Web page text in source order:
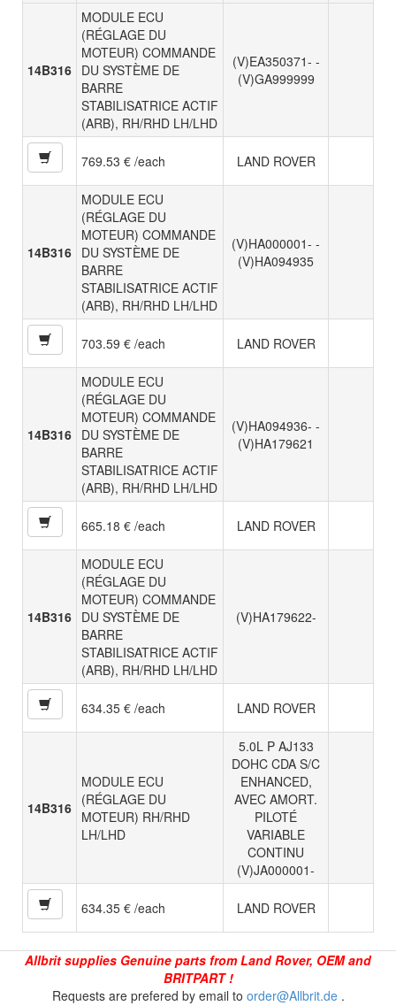
14B316
MODULE ECU
(RÉGLAGE DU
MOTEUR) COMMANDE
DU SYSTÈME DE
BARRE
STABILISATRICE ACTIF
(ARB), RH/RHD LH/LHD
(V)EA350371- -
(V)GA999999
769.53 € /each LAND ROVER
14B316
MODULE ECU
(RÉGLAGE DU
MOTEUR) COMMANDE
DU SYSTÈME DE
BARRE
STABILISATRICE ACTIF
(ARB), RH/RHD LH/LHD
(V)HA000001- -
(V)HA094935
703.59 € /each LAND ROVER
14B316
MODULE ECU
(RÉGLAGE DU
MOTEUR) COMMANDE
DU SYSTÈME DE
BARRE
STABILISATRICE ACTIF
(ARB), RH/RHD LH/LHD
(V)HA094936- -
(V)HA179621
665.18 € /each LAND ROVER
14B316
MODULE ECU
(RÉGLAGE DU
MOTEUR) COMMANDE
DU SYSTÈME DE
BARRE
STABILISATRICE ACTIF
(ARB), RH/RHD LH/LHD
(V)HA179622-
634.35 € /each LAND ROVER
14B316
MODULE ECU
(RÉGLAGE DU
MOTEUR) RH/RHD
LH/LHD
5.0L P AJ133
DOHC CDA S/C
ENHANCED,
AVEC AMORT.
PILOTÉ
VARIABLE
CONTINU
(V)JA000001-
634.35 € /each LAND ROVER
Allbrit supplies Genuine parts from Land Rover, OEM and
BRITPART !
Requests are prefered by email to order@Allbrit.de.